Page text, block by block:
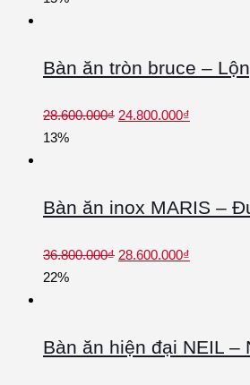
Bàn ăn tròn bruce –
28.600.000₫ 24.800.000₫
13%
Bàn ăn inox MARIS –
36.800.000₫ 28.600.000₫
22%
Bàn ăn hiện đại NEIL –